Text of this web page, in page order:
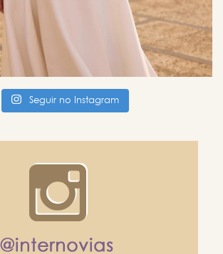
Seguir no Instagram